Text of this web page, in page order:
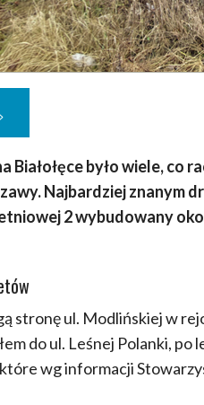
Białołęcebyło wiele, co
Najbardziej znanym
2 wybudowany
stronę ul. Modlińskiej w
do ul. Leśnej Polanki,
wg informacji